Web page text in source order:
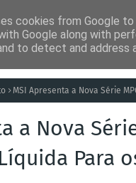
Notícias
MSI Apresenta a Nova Série
a Nova
Para
cookies from Google
Google along with
to detect and address